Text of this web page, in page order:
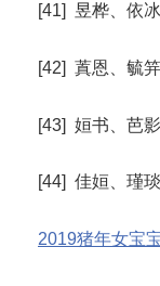
[41] 昱桦、依
[42] 蒖恩、毓
[43] 姮书、芭
[44] 佳姮、瑾
2019猪年女宝